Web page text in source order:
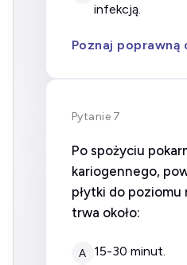
infekcją.
Poznaj poprawną
Pytanie 7
Po spożyciu
kariogennego,
płytki do
trwa około:
A 15-30 minut.